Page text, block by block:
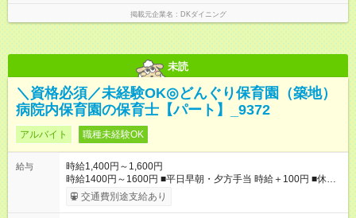
掲載元企業名 DKダイニング
未読
＼資格必須／未経験OK◎どんぐり保育園（築地）
病院内保育園の保育士【パート】_9372
アルバイト 職種未経験OK
給与
時給1,400円～1,600円
時給1400円～1600円 ■平日早朝・夕方手当 時給＋100円 ■休日
手当 時給＋100円 ■特別期間手当（GW、お盆、年末年始※会社
カレンダーによる） 時給＋200円 【試用期間】試用期間あり 試
交通費別途支給あり